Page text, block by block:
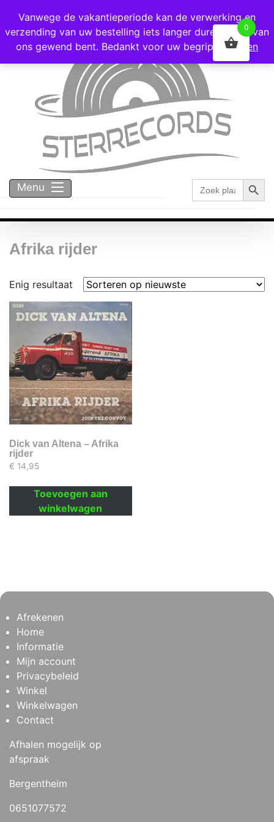
Voor 16:00 besteld = vandaag verzonden!
Menu
Zoek
naar:
Afrika rijder
Enig resultaat
Dick van Altena – Afrika
rijder
€ 14,95
Toevoegen aan
winkelwagen
Afrekenen
Home
Informatie
Mijn account
Privacybeleid
Winkel
Winkelwagen
Contact
Afhalen mogelijk op
afspraak
Bergentheim
0651077572
Vanwege de vakantieperiode kan de verwerking en
verzending van uw bestelling iets langer duren dan u van
ons gewend bent. Bedankt voor uw begrip!
Negeren
0